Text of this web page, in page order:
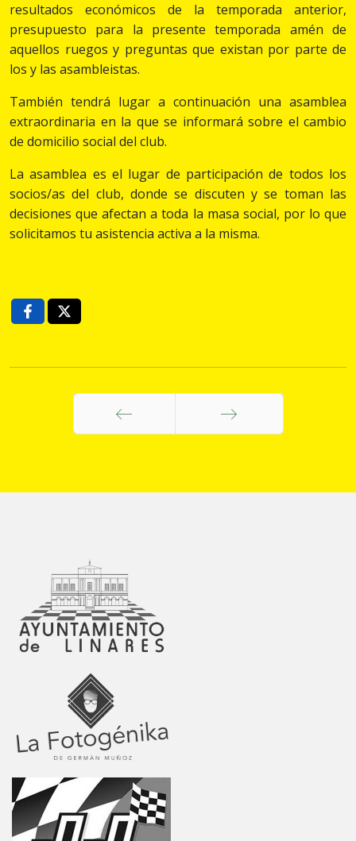
resultados económicos de la temporada anterior,
presupuesto para la presente temporada amén de
aquellos ruegos y preguntas que existan por parte de
los y las asambleistas.
También tendrá lugar a continuación una asamblea
extraordinaria en la que se informará sobre el cambio
de domicilio social del club.
La asamblea es el lugar de participación de todos los
socios/as del club, donde se discuten y se toman las
decisiones que afectan a toda la masa social, por lo que
solicitamos tu asistencia activa a la misma.